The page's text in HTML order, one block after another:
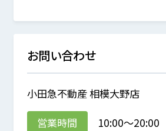
お問い合わせ
小田急不動産 相模大野店
営業時間
10:00～20:00